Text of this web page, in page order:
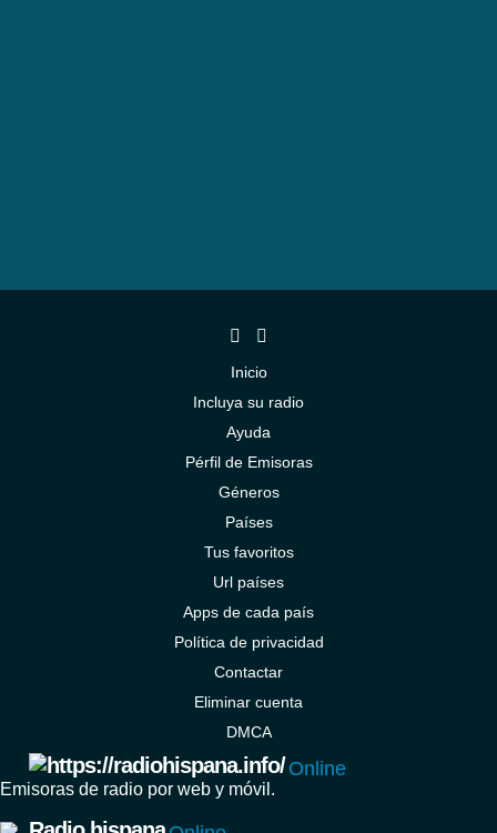
Inicio
Incluya su radio
Ayuda
Pérfil de Emisoras
Géneros
Países
Tus favoritos
Url países
Apps de cada país
Política de privacidad
Contactar
Eliminar cuenta
DMCA
Online
Emisoras de radio por web y móvil.